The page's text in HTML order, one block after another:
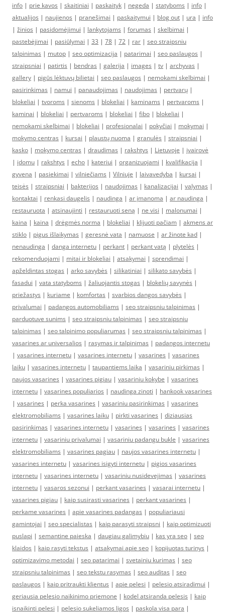
info | prie kavos | skaitiniai | paskaityk | negeda | statyboms | info |
aktualijos | naujienos | pranešimai | paskaitymui | blog out | ura | info
| žinios | pasidomėjimui | lankytojams | forumas | skelbimai |
pastebėjimai | pasiūlymai | 33 | 78 | 72 | rar | seo straipsniu
talpinimas | mutop | seo optimizacija | patarimai | seo paslaugos |
straipsniai | patirtis | bendras | galerija | images | tv | archyvas |
gallery | pigūs lėktuvų bilietai | seo paslaugos | nemokami skelbimai |
pasirinkimas | namui | panaudojimas | naudojimas | pertvarų |
blokeliai | tvoroms | sienoms | blokeliai | kaminams | pertvaroms |
kaminai | blokeliai | pertvaroms | blokeliai | fibo | blokeliai |
nemokami skelbimai | blokeliai | profesionalai | pokyčiai | mokymai |
mokymo centras | kursai | plaustų nuoma | granulės | straipsniai |
kasko | mokymo centras | draudimas | rakshtys | Lietuvoje | įvairovė
| įdomu | rakshtys | echo | kateriui | organizuojami | kvalifikacija |
gyvena | pasiekimai | vilniečiams | Vilniuje | laivavedyba | kursai |
teisės | straipsniai | bakterijos | naudojimas | kanalizacijai | valymas |
kontaktai | renkasi daugelis | naudinga | ar įmanoma | ar naudinga |
restauruota | atsinaujinti | restauruoti seną | ne visi | malonumai |
kaina | kaina | drėgmės norma | blokeliai | klijuoti pačiam | akmens ar
stiklo | pigus išlaikymas | geresnė vata | namuose | ar žinote kad |
nenaudinga | danga internetu | perkant | perkant vatą | plytelės |
rekomenduojami | mitai ir blokeliai | atsakymai | sprendimai |
apželdintas stogas | arko savybės | silikatiniai | silikato savybės |
fasadui | vata statyboms | žaliuojantis stogas | blokelių savynės |
priežastys | kuriame | komfortas | svarbios dangos savybės |
privalumai | padangos automobiliams | seo straipsniu talpinimas |
parduotuve sunims | seo straipsniu talpinimas | seo straipsniu
talpinimas | seo talpinimo populiarumas | seo straipsniu talpinimas |
vasarines ar universalios | rasymas ir talpinimas | padangos internetu
| vasarines internetu | vasarines internetu | vasarines | vasarines
laiku | vasarines internetu | taupantiems laika | vasariniu pirkimas |
naujos vasarines | vasarines pigiau | vasariniu kokybe | vasarines
internetu | vasarines populiarios | naudinga zinoti | hankook vasarines
| vasarines | perka vasarines | vasariniu pasirinkimas | vasarines
elektromobiliams | vasarines laiku | pirkti vasarines | diziausias
pasirinkimas | vasarines internetu | vasarines | vasarines | vasarines
internetu | vasariniu privalumai | vasariniu padangu bukle | vasarines
elektromobiliams | vasarines pagiau | naujos vasarines internetu |
vasarines internetu | vasarines isigyti internetu | pigios vasarines
internetu | vasarines internetu | vasariniu nusidevejimas | vasarines
internetu | vasaros sezonui | perkant vasarines | vasarai internetu |
vasarines pigiau | kaip susirasti vasarines | perkant vasarines |
perkame vasarines | apie vasarines padangas | populiariausi
gamintojai | seo specialistas | kaip parasyti straipsni | kaip optimizuoti
puslapi | semantine paieska | daugiau galimybiu | kas yra seo | seo
klaidos | kaip rasyti tekstus | atsakymai apie seo | kopijuotas turinys |
optimizavimo metodai | seo patarimai | svetainiu kurimas | seo
straipsniu talpinimas | seo tekstu rasymas | seo auditas | seo
paslaugos | kaip pritraukti klientus | apie pelesi | pelesio atsiradimui |
geriausia pelesio naikinimo priemone | kodel atsiranda pelesis | kaip
isnaikinti pelesi | pelesio sukeliamos ligos | paskola visa para |